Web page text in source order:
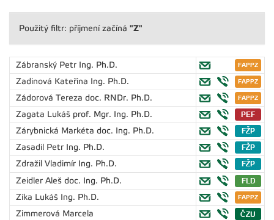
Použitý filtr: příjmení začíná "Z"
Zábranský Petr Ing. Ph.D.
Zadinová Kateřina Ing. Ph.D.
Zádorová Tereza doc. RNDr. Ph.D.
Zagata Lukáš prof. Mgr. Ing. Ph.D.
Zárybnická Markéta doc. Ing. Ph.D.
Zasadil Petr Ing. Ph.D.
Zdražil Vladimír Ing. Ph.D.
Zeidler Aleš doc. Ing. Ph.D.
Zíka Lukáš Ing. Ph.D.
Zimmerová Marcela